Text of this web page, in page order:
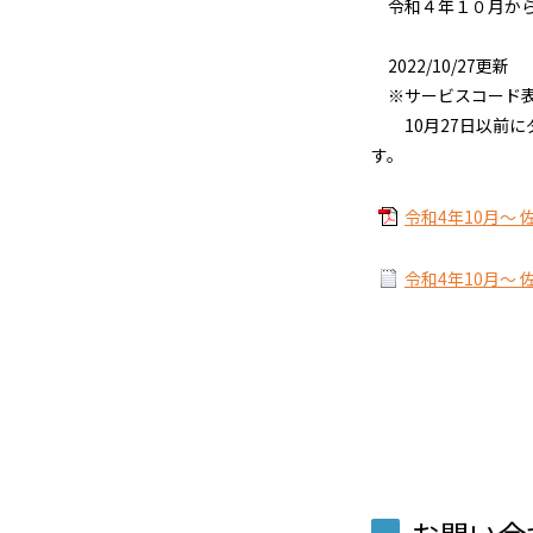
令和４年１０月か
2022/10/27更新
※サービスコード
10月27日以前にダ
す。
令和4年10月～
令和4年10月～